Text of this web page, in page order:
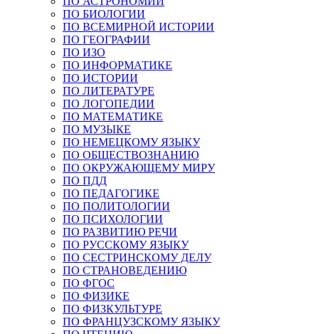
ПО БИОЛОГИИ
ПО ВСЕМИРНОЙ ИСТОРИИ
ПО ГЕОГРАФИИ
ПО ИЗО
ПО ИНФОРМАТИКЕ
ПО ИСТОРИИ
ПО ЛИТЕРАТУРЕ
ПО ЛОГОПЕДИИ
ПО МАТЕМАТИКЕ
ПО МУЗЫКЕ
ПО НЕМЕЦКОМУ ЯЗЫКУ
ПО ОБЩЕСТВОЗНАНИЮ
ПО ОКРУЖАЮЩЕМУ МИРУ
ПО ПДД
ПО ПЕДАГОГИКЕ
ПО ПОЛИТОЛОГИИ
ПО ПСИХОЛОГИИ
ПО РАЗВИТИЮ РЕЧИ
ПО РУССКОМУ ЯЗЫКУ
ПО СЕСТРИНСКОМУ ДЕЛУ
ПО СТРАНОВЕДЕНИЮ
ПО ФГОС
ПО ФИЗИКЕ
ПО ФИЗКУЛЬТУРЕ
ПО ФРАНЦУЗСКОМУ ЯЗЫКУ